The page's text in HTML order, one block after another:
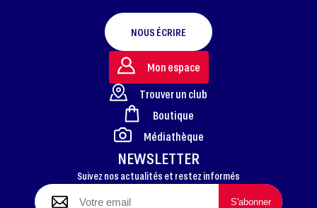
FOOTER
NOUS ÉCRIRE
NEWSLETTER
Suivez nos actualités et restez informés
Mon espace
Trouver un club
Boutique
Médiathèque